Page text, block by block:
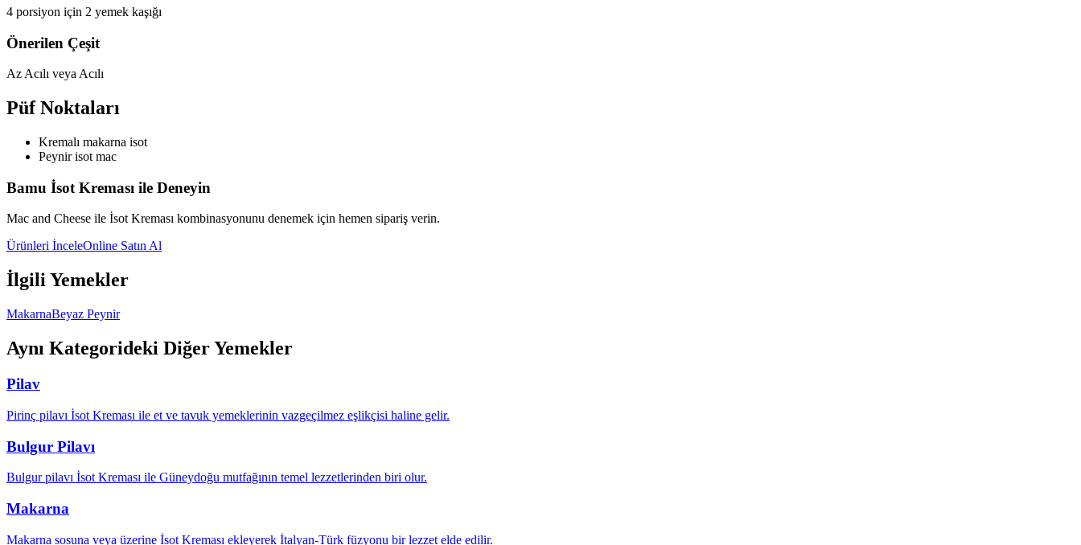
4 porsiyon için 2 yemek kaşığı
Önerilen Çeşit
Az Acılı veya Acılı
Püf Noktaları
Kremalı makarna isot
Peynir isot mac
Bamu İsot Kreması ile Deneyin
Mac and Cheese ile İsot Kreması kombinasyonunu denemek için hemen sipariş verin.
Ürünleri İnceleOnline Satın Al
İlgili Yemekler
MakarnaBeyaz Peynir
Aynı Kategorideki Diğer Yemekler
Pilav
Pirinç pilavı İsot Kreması ile et ve tavuk yemeklerinin vazgeçilmez eşlikçisi haline gelir.
Bulgur Pilavı
Bulgur pilavı İsot Kreması ile Güneydoğu mutfağının temel lezzetlerinden biri olur.
Makarna
Makarna sosuna veya üzerine İsot Kreması ekleyerek İtalyan-Türk füzyonu bir lezzet elde edilir.